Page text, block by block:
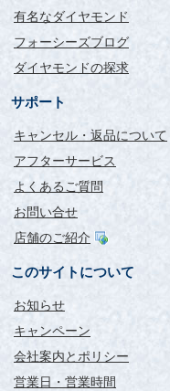
有名なダイヤモンド
フォーシーズブログ
ダイヤモンドの探求
サポート
キャンセル・返品について
アフターサービス
よくあるご質問
お問い合せ
店舗のご紹介
このサイトについて
お知らせ
キャンペーン
会社案内とポリシー
営業日・営業時間